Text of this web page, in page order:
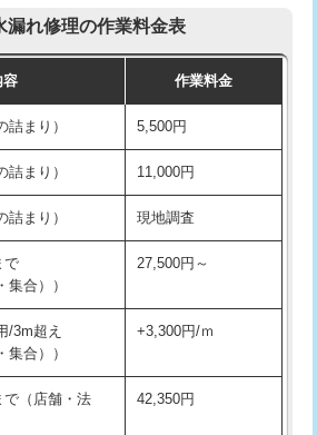
） 11,000円+材料費
便座） 16,500円+材料費
付・デッキ
13,200円+材料費
壁付・デッキ
16,500円+材料費
水トラップ
）
22,000円+材料費
品） 11,000円+材料費
） 13,200円
）
漏れ修理の作業料金表
容 作業料金
まり） 5,500円
まり） 11,000円
まり） 現地調査
で
集合））
27,500円～
3m超え
集合））
+3,300円/ｍ
で（店舗・法
42,350円